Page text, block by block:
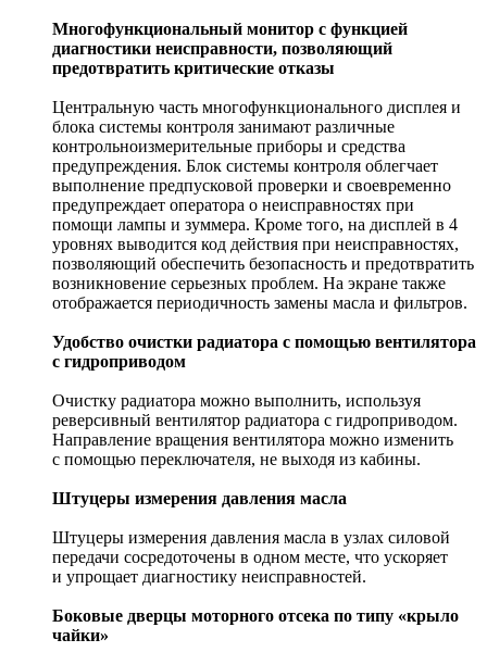
Многофункциональный монитор с функцией
диагностики неисправности, позволяющий
предотвратить критические отказы
Центральную часть многофункционального дисплея и
блока системы контроля занимают различные
контрольноизмерительные приборы и средства
предупреждения. Блок системы контроля облегчает
выполнение предпусковой проверки и своевременно
предупреждает оператора о неисправностях при
помощи лампы и зуммера. Кроме того, на дисплей в 4
уровнях выводится код действия при неисправностях,
позволяющий обеспечить безопасность и предотвратить
возникновение серьезных проблем. На экране также
отображается периодичность замены масла и фильтров.
Удобство очистки радиатора с помощью вентилятора
с гидроприводом
Очистку радиатора можно выполнить, используя
реверсивный вентилятор радиатора с гидроприводом.
Направление вращения вентилятора можно изменить
с помощью переключателя, не выходя из кабины.
Штуцеры измерения давления масла
Штуцеры измерения давления масла в узлах силовой
передачи сосредоточены в одном месте, что ускоряет
и упрощает диагностику неисправностей.
Боковые дверцы моторного отсека по типу «крыло
чайки»